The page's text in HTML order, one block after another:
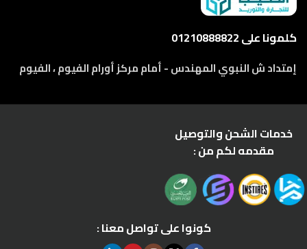
كلمونا على 01210888822
إمتداد ش النبوي المهندس - أمام مركز أورام الفيوم ، الفيوم
خدمات الشحن والتوصيل
مقدمه لكم من :
كونوا على تواصل معنا :